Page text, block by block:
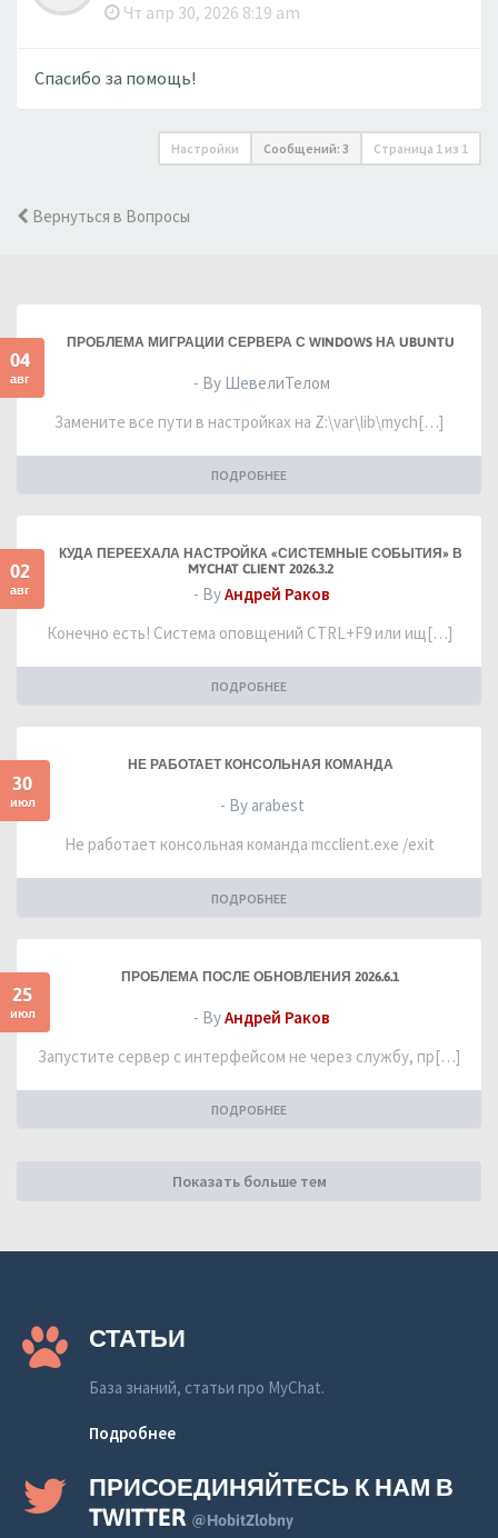
Чт апр 30, 2026 8:19 am
Спасибо за помощь!
Настройки Сообщений: 3 Страница 1 из 1
Вернуться в Вопросы
04
авг
ПРОБЛЕМА МИГРАЦИИ СЕРВЕРА С WINDOWS НА UBUNTU
- By ШевелиТелом
Замените все пути в настройках на Z:\var\lib\mych[…]
ПОДРОБНЕЕ
02
авг
КУДА ПЕРЕЕХАЛА НАСТРОЙКА «СИСТЕМНЫЕ СОБЫТИЯ» В
MYCHAT CLIENT 2026.3.2
- ByАндрей Раков
Конечно есть! Система оповщений CTRL+F9 или ищ[…]
ПОДРОБНЕЕ
30
июл
НЕ РАБОТАЕТ КОНСОЛЬНАЯ КОМАНДА
- By arabest
Не работает консольная команда mcclient.exe /exit
ПОДРОБНЕЕ
25
июл
ПРОБЛЕМА ПОСЛЕ ОБНОВЛЕНИЯ 2026.6.1
- ByАндрей Раков
Запустите сервер с интерфейсом не через службу, пр[…]
ПОДРОБНЕЕ
Показать больше тем
СТАТЬИ
База знаний, статьи про MyChat.
Подробнее
ПРИСОЕДИНЯЙТЕСЬ К НАМ В
TWITTER @HobitZlobny